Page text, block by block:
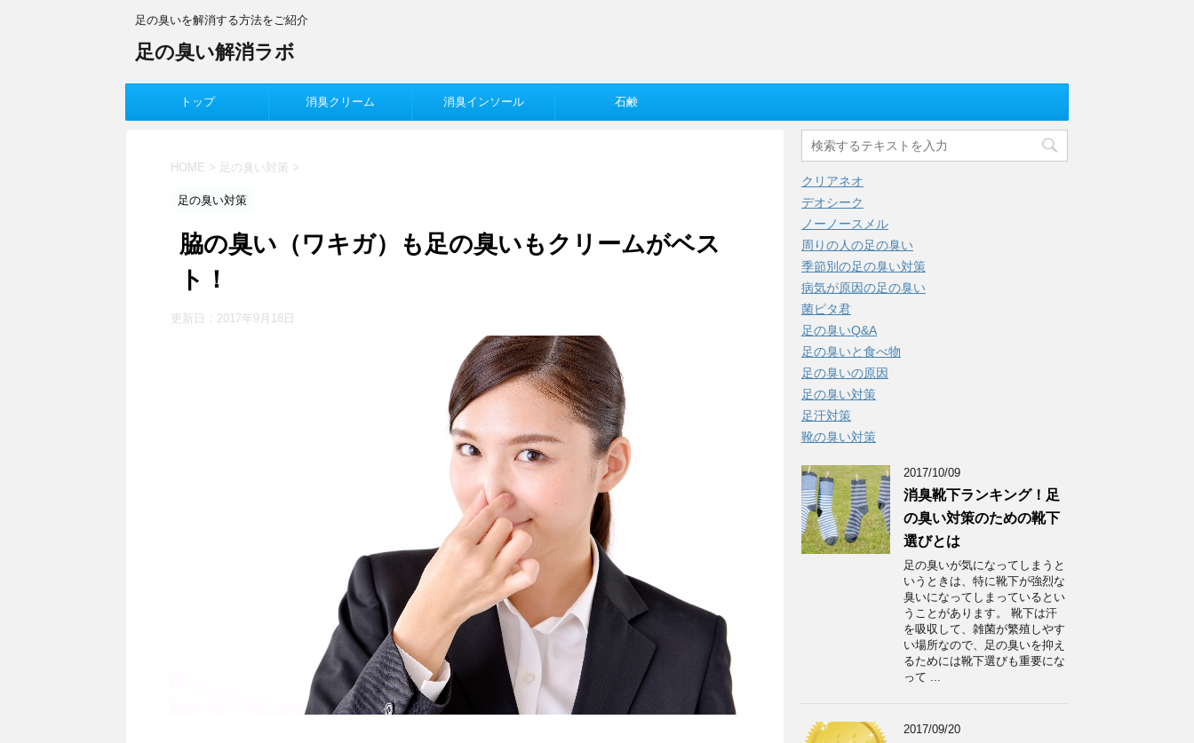
足の臭いを解消する方法をご紹介
足の臭い解消ラボ
トップ 消臭クリーム 消臭インソール 石鹸
HOME > 足の臭い対策 >
足の臭い対策
脇の臭い（ワキガ）も足の臭いもクリームがベス
ト！
更新日： 2017年9月18日
クリアネオ
デオシーク
ノーノースメル
周りの人の足の臭い
季節別の足の臭い対策
病気が原因の足の臭い
菌ピタ君
足の臭いQ&A
足の臭いと食べ物
足の臭いの原因
足の臭い対策
足汗対策
靴の臭い対策
2017/10/09
消臭靴下ランキング！足
の臭い対策のための靴下
選びとは
足の臭いが気になってしまうと
いうときは、特に靴下が強烈な
臭いになってしまっているとい
うことがあります。 靴下は汗
を吸収して、雑菌が繁殖しやす
い場所なので、足の臭いを抑え
るためには靴下選びも重要にな
って ...
2017/09/20